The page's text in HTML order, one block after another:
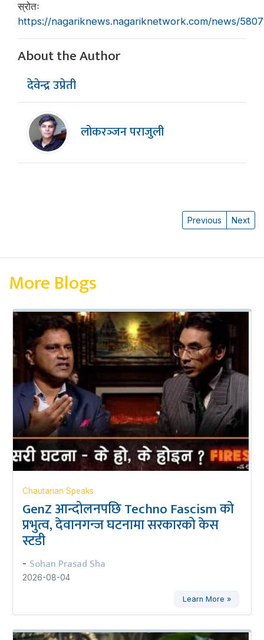
स्रोतः
https://nagariknews.nagariknetwork.com/news/
About the Author
देवेन्द्र उप्रेती
लोकरञ्‍जन पराजुली
Previous Next
More Blogs
Chautarian Speaks
GenZ आन्दोलनपछि Techno Fascism को
प्रभुत्व, देवानगन्ज घटनामा सरकारको केस
स्टडी
- Sohan Prasad Sha
2026-08-04
Learn More »